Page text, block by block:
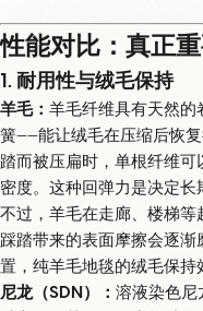
性能对比：真正
1. 耐用性与绒毛保持
羊毛： 羊毛纤维具有天然
簧——能让绒毛在压缩后恢
踏而被压扁时，单根纤维
密度。这种回弹力是决定长
不过，羊毛在走廊、楼梯
踩踏带来的表面摩擦会逐
置，纯羊毛地毯的绒毛保持
尼龙（SDN）： 溶液染色尼